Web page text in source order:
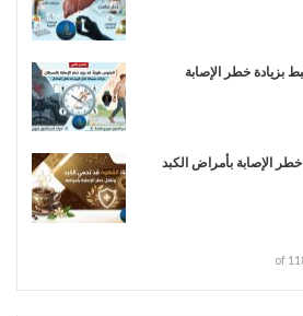
بزيادة خطر الإصابة
الإصابة بأمراض الكبد